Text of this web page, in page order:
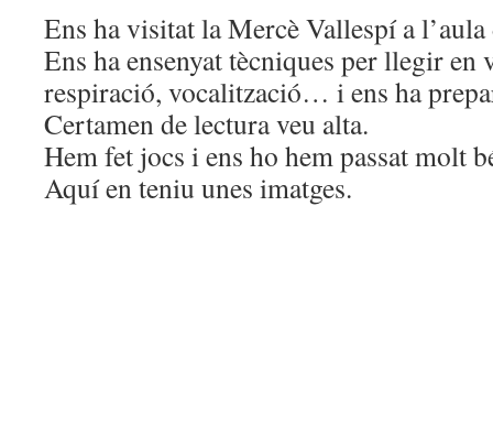
Ens ha visitat la Mercè Vallespí a
Ens ha ensenyat tècniques per llegir en
respiració, vocalització… i ens ha
Certamen de lectura veu alta.
Hem fet jocs i ens ho hem passat molt
Aquí en teniu unes imatges.